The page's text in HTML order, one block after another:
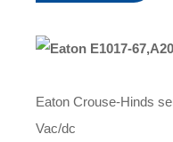
Eaton Crouse-Hinds
Vac/dc